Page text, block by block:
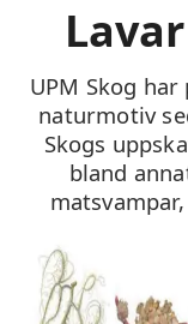
UPM Skog
naturmotiv
Skogs
bland